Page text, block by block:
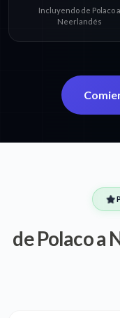
Incluyendo de Polaco a
Neerlandés
de Polaco a